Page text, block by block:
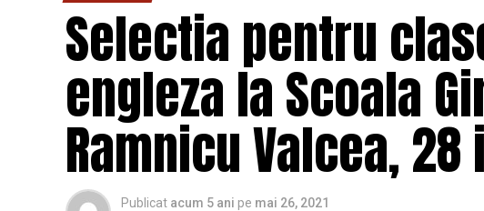
Selectia pentru
engleza la Scoala
Ramnicu Valcea, 28
Publicat acum 5 ani pe mai 26, 2021